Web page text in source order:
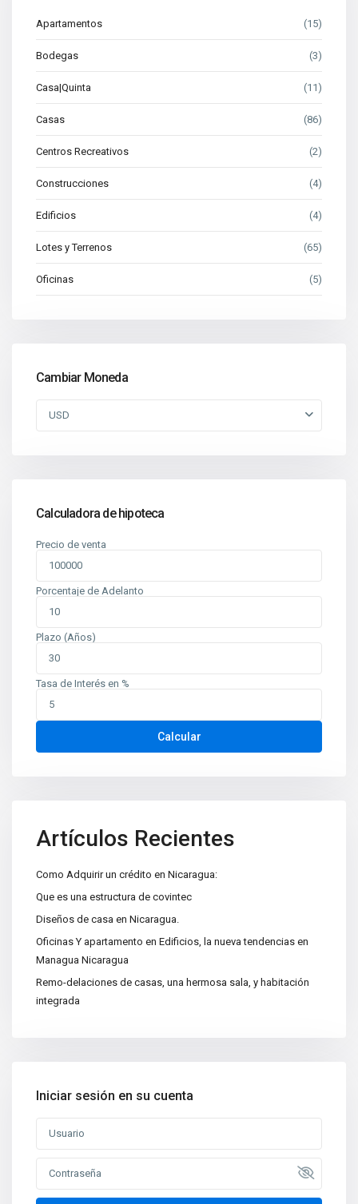
Apartamentos (15)
Bodegas (3)
Casa|Quinta (11)
Casas (86)
Centros Recreativos (2)
Construcciones (4)
Edificios (4)
Lotes y Terrenos (65)
Oficinas (5)
Cambiar Moneda
USD
Calculadora de hipoteca
Precio de venta
Porcentaje de Adelanto
Plazo (Años)
Tasa de Interés en %
Calcular
Artículos Recientes
Como Adquirir un crédito en Nicaragua:
Que es una estructura de covintec
Diseños de casa en Nicaragua.
Oficinas Y apartamento en Edificios, la nueva tendencias en
Managua Nicaragua
Remo-delaciones de casas, una hermosa sala, y habitación
integrada
Iniciar sesión en su cuenta